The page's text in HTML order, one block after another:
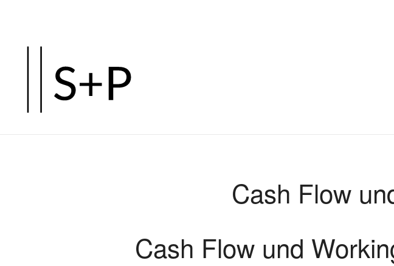
springen
Cash Flow
Cash Flow und